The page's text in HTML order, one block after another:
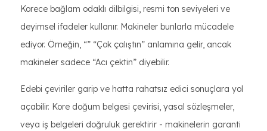
Korece bağlam odaklı dilbilgisi, resmi ton seviyeleri ve
deyimsel ifadeler kullanır. Makineler bunlarla mücadele
ediyor. Örneğin, “” “Çok çalıştın” anlamına gelir, ancak
makineler sadece “Acı çektin” diyebilir.
Edebi çeviriler garip ve hatta rahatsız edici sonuçlara yol
açabilir. Kore doğum belgesi çevirisi, yasal sözleşmeler,
veya iş belgeleri doğruluk gerektirir - makinelerin garanti